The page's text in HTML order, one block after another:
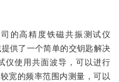
司的高精度铁磁共振测试仪
供了一个简单的交钥匙解决
仪使用共面波导，可以进行
宽的频率范围内测量，可以